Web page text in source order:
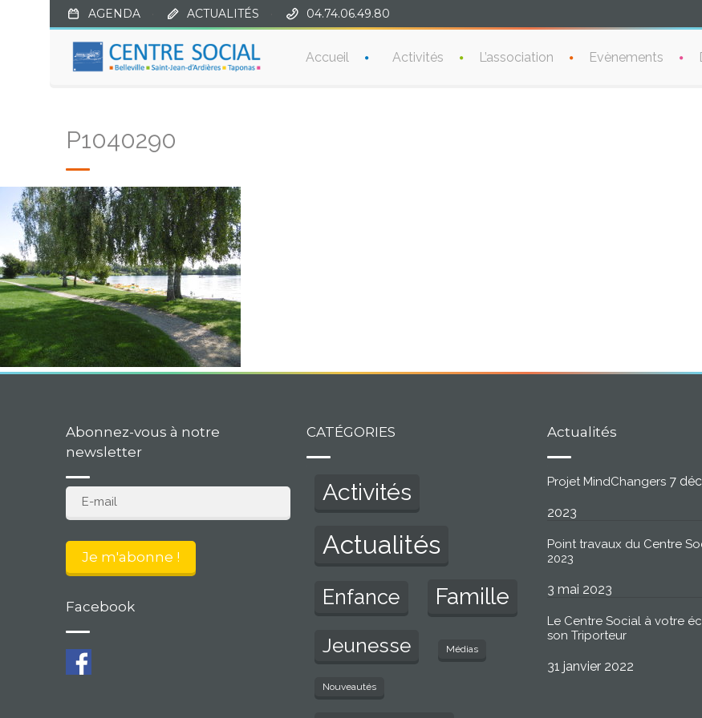
AGENDA ACTUALITÉS 04.74.06.49.80
Accueil Activités L’association Evènements
P1040290
Abonnez-vous à notre
newsletter
Facebook
CATÉGORIES
Activités
Actualités
Enfance Famille
Jeunesse Médias
Nouveautés
Actualités
Projet MindChangers 7
2023
Point travaux du Centre
2023
3 mai 2023
Le Centre Social à votre
son Triporteur
31 janvier 2022